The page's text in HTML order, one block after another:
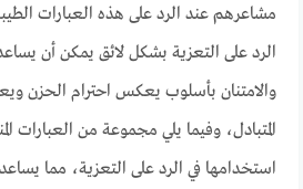
مشاعرهم عند الرد على هذه العبارات
الرد على التعزية بشكل لائق يمكن أن
والامتنان بأسلوب يعكس احترام الحزن
المتبادل، وفيما يلي مجموعة من العبارات
استخدامها في الرد على التعزية، مما